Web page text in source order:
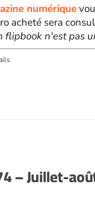
numérique
acheté sera
flipbook n'est pas
– Juillet-